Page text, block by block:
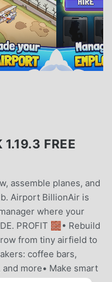
FREE
assemble planes, and
Airport BillionAir is
where your
PROFIT 🧱• Rebuild
from tiny airfield to
coffee bars,
more• Make smart